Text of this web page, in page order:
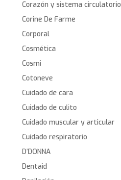
Corazón y sistema circulatorio
Corine De Farme
Corporal
Cosmética
Cosmi
Cotoneve
Cuidado de cara
Cuidado de culito
Cuidado muscular y articular
Cuidado respiratorio
D’DONNA
Dentaid